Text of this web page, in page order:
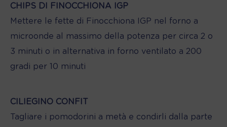
CHIPS DI FINOCCHIONA IGP
Mettere le fette di Finocchiona IGP nel forno a
microonde al massimo della potenza per circa 2 o
3 minuti o in alternativa in forno ventilato a 200
gradi per 10 minuti
CILIEGINO CONFIT
Tagliare i pomodorini a metà e condirli dalla parte